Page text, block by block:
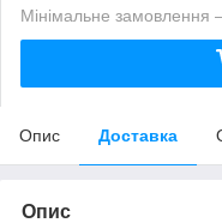
Мінімальне замовлення
Опис Доставка
Опис